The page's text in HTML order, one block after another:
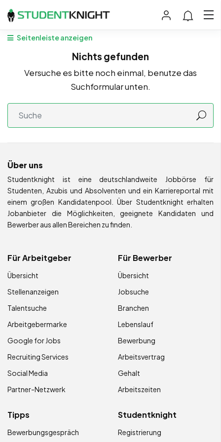
Seitenleiste anzeigen
Nichts gefunden
Versuche es bitte noch einmal, benutze das
Suchformular unten.
Über uns
Studentknight ist eine deutschlandweite Jobbörse für
Studenten, Azubis und Absolventen und ein Karriereportal mit
einem großen Kandidatenpool. Über Studentknight erhalten
Jobanbieter die Möglichkeiten, geeignete Kandidaten und
Bewerber aus allen Bereichen zu finden.
Für Arbeitgeber
Übersicht
Stellenanzeigen
Talentsuche
Arbeitgebermarke
Google for Jobs
Recruiting Services
Social Media
Partner-Netzwerk
Für Bewerber
Übersicht
Jobsuche
Branchen
Lebenslauf
Bewerbung
Arbeitsvertrag
Gehalt
Arbeitszeiten
Tipps
Bewerbungsgespräch
Studentknight
Registrierung